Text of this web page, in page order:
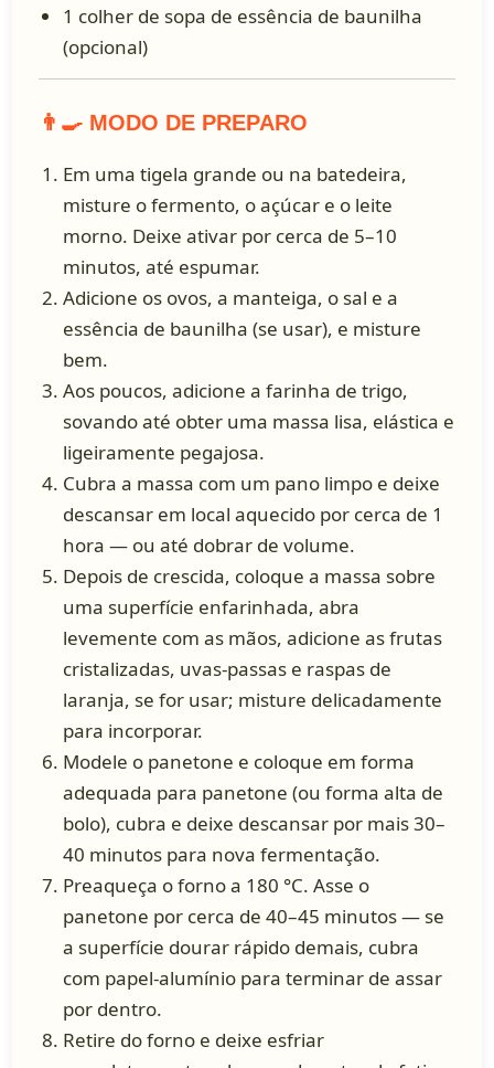
1 colher de sopa de essência de baunilha
(opcional)
👨‍🍳 MODO DE PREPARO
Em uma tigela grande ou na batedeira,
misture o fermento, o açúcar e o leite
morno. Deixe ativar por cerca de 5–10
minutos, até espumar.
Adicione os ovos, a manteiga, o sal e a
essência de baunilha (se usar), e misture
bem.
Aos poucos, adicione a farinha de trigo,
sovando até obter uma massa lisa, elástica e
ligeiramente pegajosa.
Cubra a massa com um pano limpo e deixe
descansar em local aquecido por cerca de 1
hora — ou até dobrar de volume.
Depois de crescida, coloque a massa sobre
uma superfície enfarinhada, abra
levemente com as mãos, adicione as frutas
cristalizadas, uvas-passas e raspas de
laranja, se for usar; misture delicadamente
para incorporar.
Modele o panetone e coloque em forma
adequada para panetone (ou forma alta de
bolo), cubra e deixe descansar por mais 30–
40 minutos para nova fermentação.
Preaqueça o forno a 180 °C. Asse o
panetone por cerca de 40–45 minutos — se
a superfície dourar rápido demais, cubra
com papel-alumínio para terminar de assar
por dentro.
Retire do forno e deixe esfriar